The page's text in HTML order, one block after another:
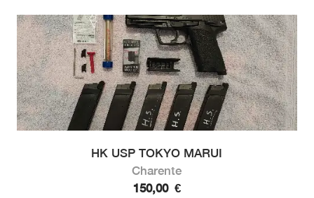
HK USP TOKYO MARUI
Charente
150,00 €